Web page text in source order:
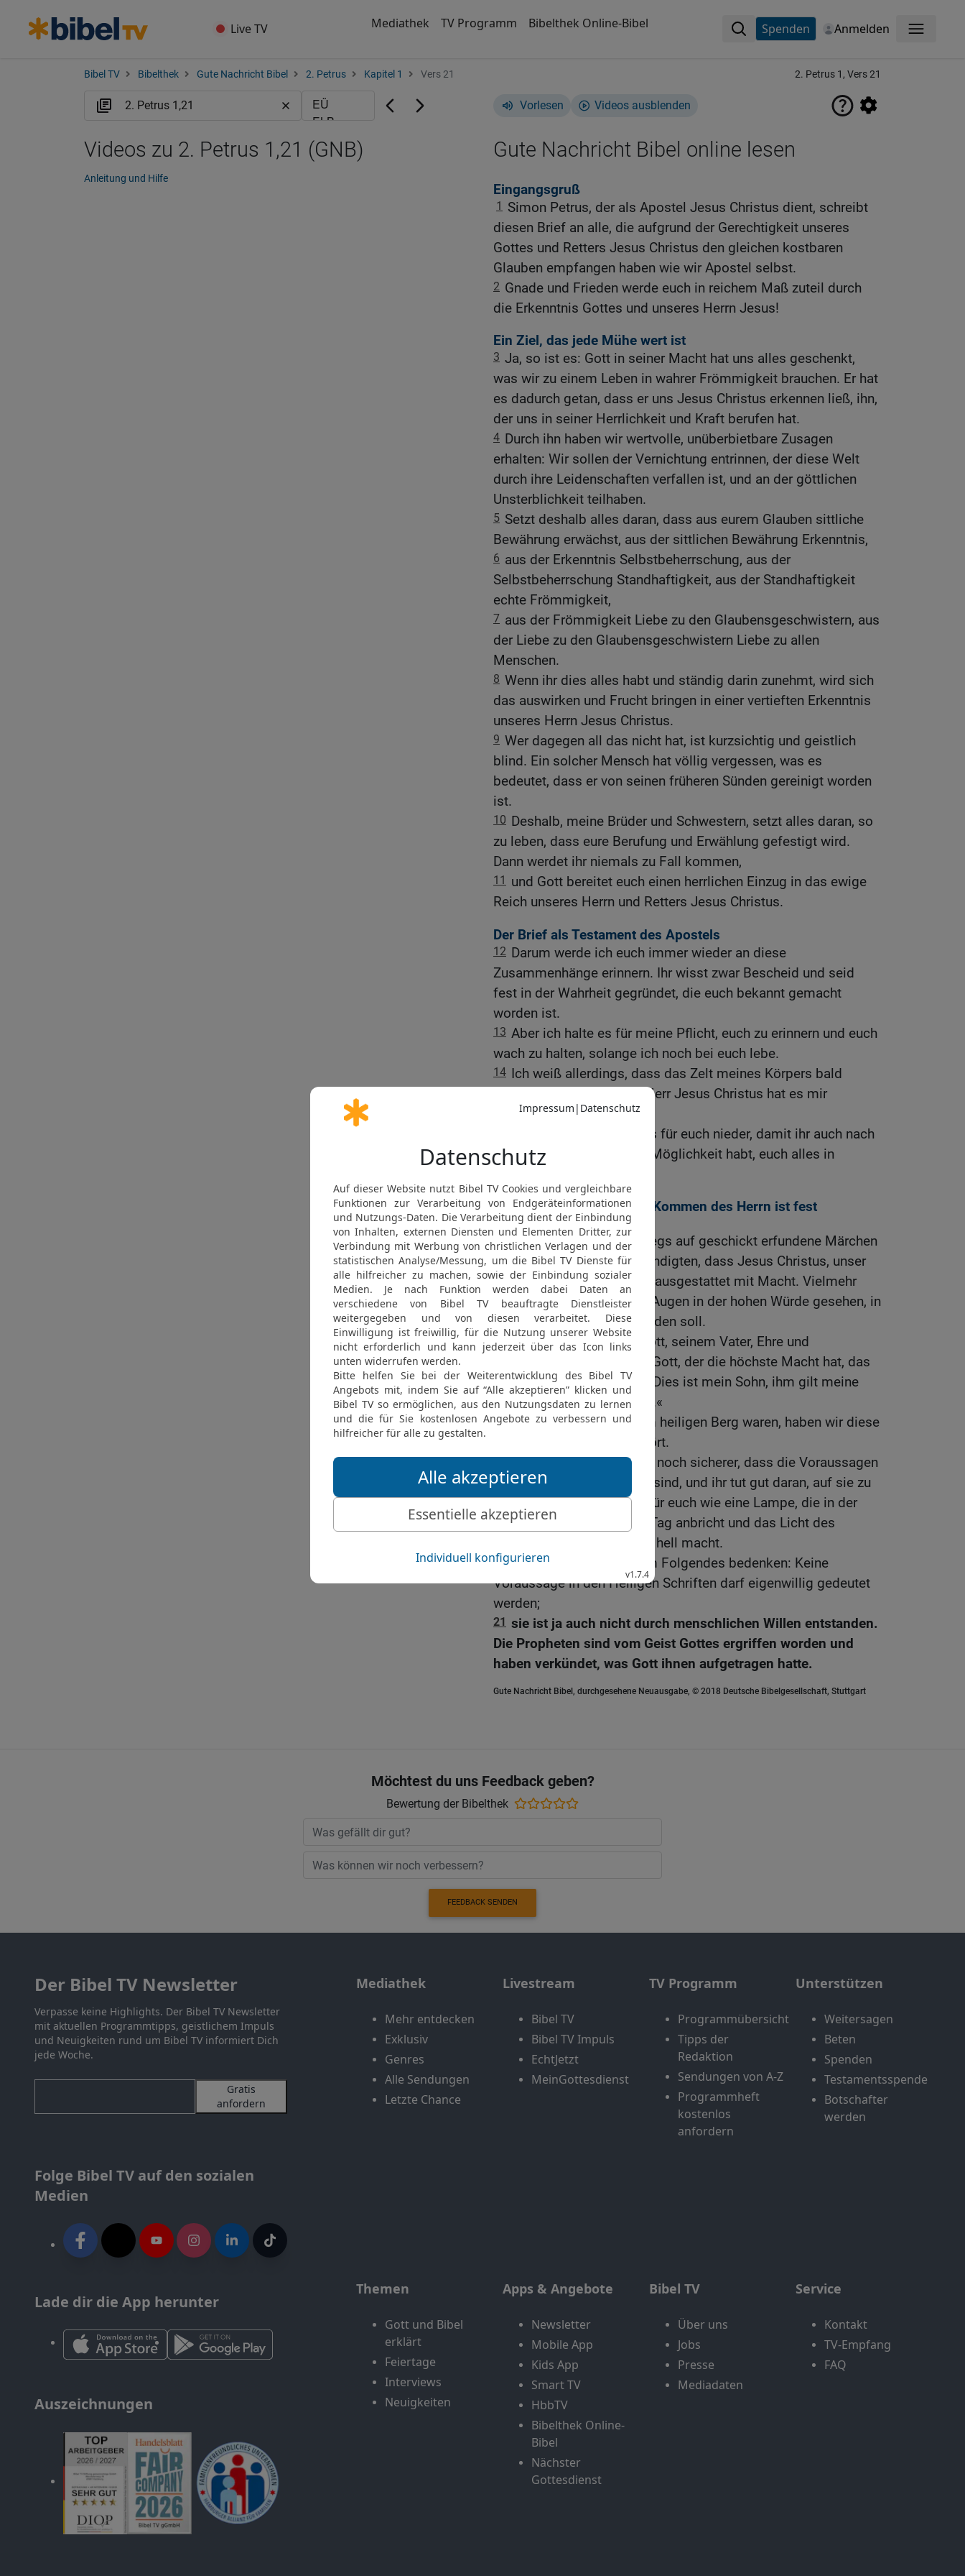
Live TV Mediathek TV Programm Bibelthek Online-Bibel Spenden Anmelden Menü
Bibel TV Bibelthek Gute Nachricht Bibel 2. Petrus Kapitel 1 Vers 21 2. Petrus 1, Vers 21
Vorlesen Videos ausblenden
Gute Nachricht Bibel online lesen
Eingangsgruß
1
Simon Petrus, der als Apostel Jesus Christus dient, schreibt
diesen Brief an alle, die aufgrund der Gerechtigkeit unseres
Gottes und Retters Jesus Christus den gleichen kostbaren
Glauben empfangen haben wie wir Apostel selbst.
2 Gnade und Frieden werde euch in reichem Maß zuteil durch
die Erkenntnis Gottes und unseres Herrn Jesus!
Ein Ziel, das jede Mühe wert ist
3 Ja, so ist es: Gott in seiner Macht hat uns alles geschenkt,
was wir zu einem Leben in wahrer Frömmigkeit brauchen. Er hat
es dadurch getan, dass er uns Jesus Christus erkennen ließ, ihn,
der uns in seiner Herrlichkeit und Kraft berufen hat.
4 Durch ihn haben wir wertvolle, unüberbietbare Zusagen
erhalten: Wir sollen der Vernichtung entrinnen, der diese Welt
durch ihre Leidenschaften verfallen ist, und an der göttlichen
Unsterblichkeit teilhaben.
5 Setzt deshalb alles daran, dass aus eurem Glauben sittliche
Bewährung erwächst, aus der sittlichen Bewährung Erkenntnis,
6 aus der Erkenntnis Selbstbeherrschung, aus der
Selbstbeherrschung Standhaftigkeit, aus der Standhaftigkeit
echte Frömmigkeit,
7 aus der Frömmigkeit Liebe zu den Glaubensgeschwistern, aus
der Liebe zu den Glaubensgeschwistern Liebe zu allen
Menschen.
8 Wenn ihr dies alles habt und ständig darin zunehmt, wird sich
das auswirken und Frucht bringen in einer vertieften Erkenntnis
unseres Herrn Jesus Christus.
9 Wer dagegen all das nicht hat, ist kurzsichtig und geistlich
blind. Ein solcher Mensch hat völlig vergessen, was es
bedeutet, dass er von seinen früheren Sünden gereinigt worden
ist.
10 Deshalb, meine Brüder und Schwestern, setzt alles daran, so
zu leben, dass eure Berufung und Erwählung gefestigt wird.
Dann werdet ihr niemals zu Fall kommen,
11
und Gott bereitet euch einen herrlichen Einzug in das ewige
Reich unseres Herrn und Retters Jesus Christus.
Der Brief als Testament des Apostels
12 Darum werde ich euch immer wieder an diese
Zusammenhänge erinnern. Ihr wisst zwar Bescheid und seid
fest in der Wahrheit gegründet, die euch bekannt gemacht
worden ist.
13 Aber ich halte es für meine Pflicht, euch zu erinnern und euch
wach zu halten, solange ich noch bei euch lebe.
14 Ich weiß allerdings, dass das Zelt meines Körpers bald
abgebrochen wird; unser Herr Jesus Christus hat es mir
angekündigt.
Darum schreibe ich dies für euch nieder, damit ihr auch nach
meinem Tod jederzeit die Möglichkeit habt, euch alles in
Unsere Hoffnung auf das Kommen des Herrn ist fest
gegründet
16 Wir haben uns keineswegs auf geschickt erfundene Märchen
gestützt, als wir euch ankündigten, dass Jesus Christus, unser
Herr, wiederkommen wird, ausgestattet mit Macht. Vielmehr
haben wir ihn mit eigenen Augen in der hohen Würde gesehen, in
der er künftig offenbar werden soll.
17 Denn er empfing von Gott, seinem Vater, Ehre und
Herrlichkeit – damals, als Gott, der die höchste Macht hat, das
Wort an ihn ergehen ließ: »Dies ist mein Sohn, ihm gilt meine
Liebe, ihn habe ich erwählt.«
18 Als wir mit ihm auf dem heiligen Berg waren, haben wir diese
Stimme vom Himmel gehört.
19 Dadurch wissen wir nun noch sicherer, dass die Voraussagen
der Propheten zuverlässig sind, und ihr tut gut daran, auf sie zu
achten. Ihre Botschaft ist für euch wie eine Lampe, die in der
Dunkelheit brennt, bis der Tag anbricht und das Licht des
Morgensterns eure Herzen hell macht.
20 Ihr müsst aber vor allem Folgendes bedenken: Keine
Voraussage in den Heiligen Schriften darf eigenwillig gedeutet
werden;
21 sie ist ja auch nicht durch menschlichen Willen entstanden.
Die Propheten sind vom Geist Gottes ergriffen worden und
haben verkündet, was Gott ihnen aufgetragen hatte.
Gute Nachricht Bibel, durchgesehene Neuausgabe, © 2018 Deutsche Bibelgesellschaft, Stuttgart
Videos zu 2. Petrus 1,21 (GNB)
Anleitung und Hilfe
Möchtest du uns Feedback geben?
Bewertung der Bibelthek
FEEDBACK SENDEN
Der Bibel TV Newsletter
Verpasse keine Highlights. Der Bibel TV Newsletter
mit aktuellen Programmtipps, geistlichem Impuls
und Neuigkeiten rund um Bibel TV informiert Dich
jede Woche.
Gratis
anfordern
Folge Bibel TV auf den sozialen
Medien
Lade dir die App herunter
Auszeichnungen
Mediathek
Mehr entdecken
Exklusiv
Genres
Alle Sendungen
Letzte Chance
Livestream
Bibel TV
Bibel TV Impuls
EchtJetzt
MeinGottesdienst
TV Programm
Programmübersicht
Tipps der
Redaktion
Sendungen von A-Z
Programmheft
kostenlos
anfordern
Unterstützen
Weitersagen
Beten
Spenden
Testamentsspende
Botschafter
werden
Themen
Gott und Bibel
erklärt
Feiertage
Interviews
Neuigkeiten
Apps & Angebote
Newsletter
Mobile App
Kids App
Smart TV
HbbTV
Bibelthek Online-
Bibel
Nächster
Gottesdienst
Bibel TV
Über uns
Jobs
Presse
Mediadaten
Service
Kontakt
TV-Empfang
FAQ